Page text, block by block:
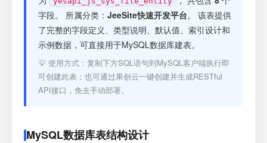
接口测试
字段。 所属分类： JeeSite快速开发平台。 该表提供
了完整的字段定义、类型说明、默认值、索引设计和
示例数据，可直接用于MySQL数据库建表。
💡 使用方式：复制下方SQL语句到MySQL客户端执行即
可创建此表；也可通过果创云一键创建并生成RESTful
API接口，免去手动部署。
MySQL数据库表结构设计